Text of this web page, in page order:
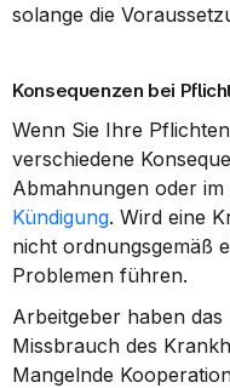
solange die
Konsequenzen bei
Wenn Sie Ihre
verschiedene
Kündigung. Wird eine
nicht ordnungsgemäß
Problemen führen.
Arbeitgeber haben
Missbrauch des
Mangelnde